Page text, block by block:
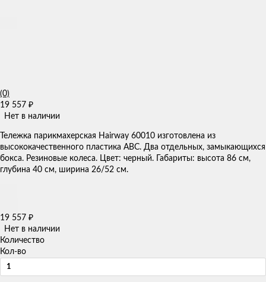
(0)
19 557 ₽
Нет в наличии
Тележка парикмахерская Hairway 60010 ​изготовлена из
высококачественного пластика АВС. Два отдельных, замыкающихся
бокса. ​Резиновые колеса. Цвет: черный. Габариты: высота 86 см,
глубина 40 см, ширина 26/52 см.
19 557 ₽
Нет в наличии
Количество
Кол-во